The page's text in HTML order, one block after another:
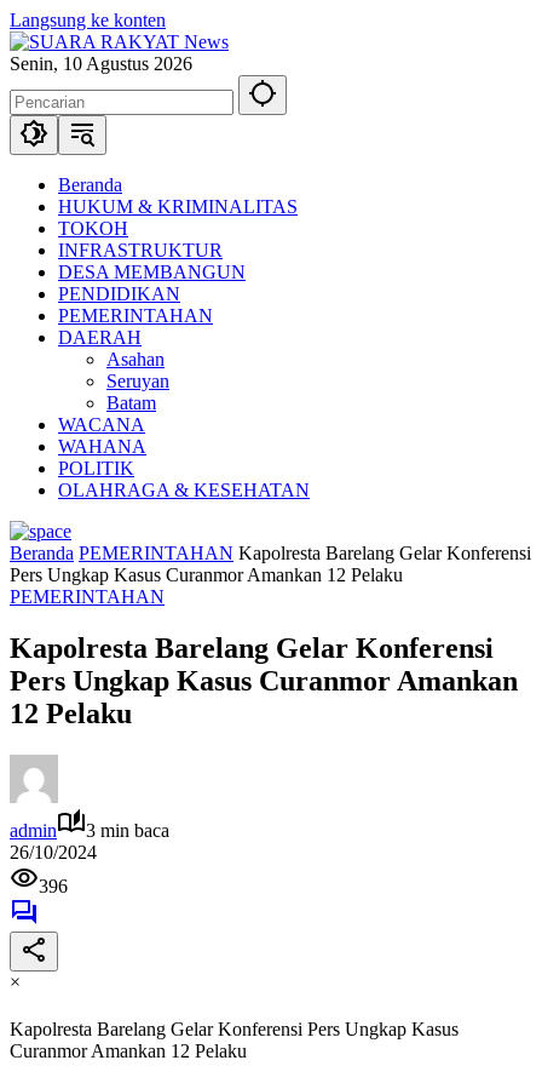
Langsung ke konten
Senin, 10 Agustus 2026
Beranda
HUKUM & KRIMINALITAS
TOKOH
INFRASTRUKTUR
DESA MEMBANGUN
PENDIDIKAN
PEMERINTAHAN
DAERAH
Asahan
Seruyan
Batam
WACANA
WAHANA
POLITIK
OLAHRAGA & KESEHATAN
Beranda PEMERINTAHAN Kapolresta Barelang Gelar Konferensi
Pers Ungkap Kasus Curanmor Amankan 12 Pelaku
PEMERINTAHAN
Kapolresta Barelang Gelar Konferensi
Pers Ungkap Kasus Curanmor Amankan
12 Pelaku
admin
3 min baca
26/10/2024
396
×
Kapolresta Barelang Gelar Konferensi Pers Ungkap Kasus
Curanmor Amankan 12 Pelaku